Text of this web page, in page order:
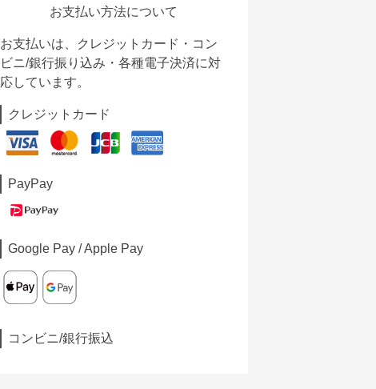
お支払い方法について
お支払いは、クレジットカード・コン
ビニ/銀行振り込み・各種電子決済に対
応しています。
クレジットカード
PayPay
Google Pay / Apple Pay
コンビニ/銀行振込